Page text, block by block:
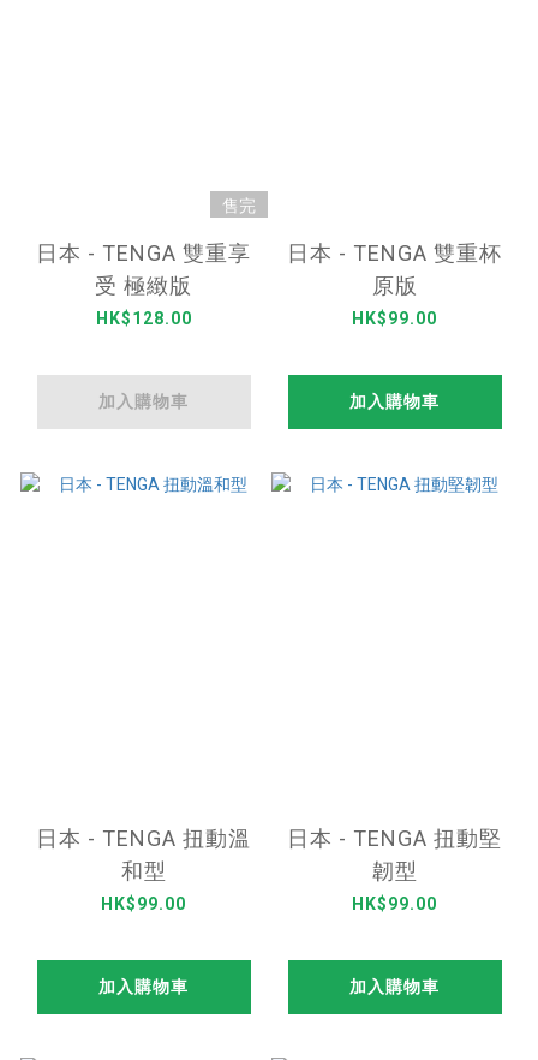
售完
日本 - TENGA 雙重享
受 極緻版
HK$128.00
加入購物車
日本 - TENGA 雙重杯
原版
HK$99.00
加入購物車
日本 - TENGA 扭動溫
和型
HK$99.00
加入購物車
日本 - TENGA 扭動堅
韌型
HK$99.00
加入購物車